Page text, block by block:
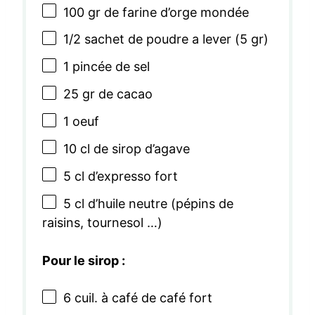
100gr de farine d’orge mondée
1/2 sachet de poudre a lever (5 gr)
1 pincée de sel
25 gr de cacao
1 oeuf
10cl de sirop d’agave
5 cl d’expresso fort
5 cl d’huile neutre (pépins de
raisins, tournesol …)
Pour le sirop :
6 cuil. à café de café fort